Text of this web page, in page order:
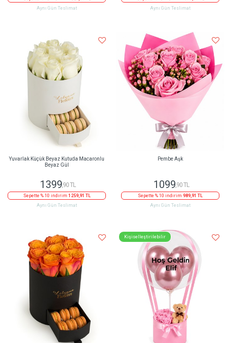
Aynı Gün Teslimat
Aynı Gün Teslimat
Yuvarlak Küçük Beyaz Kutuda Macaronlu
Beyaz Gül
1399,90 TL
Sepette % 10 indirim 1259,91 TL
Aynı Gün Teslimat
Pembe Aşk
1099,90 TL
Sepette % 10 indirim 989,91 TL
Aynı Gün Teslimat
Kişiselleştirilebilir